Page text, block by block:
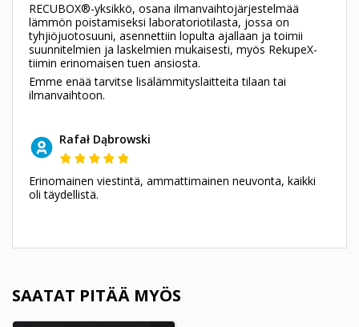
RECUBOX®-yksikkö, osana ilmanvaihtojärjestelmää
lämmön poistamiseksi laboratoriotilasta, jossa on
tyhjiöjuotosuuni, asennettiin lopulta ajallaan ja toimii
suunnitelmien ja laskelmien mukaisesti, myös RekupeX-
tiimin erinomaisen tuen ansiosta.
Emme enää tarvitse lisälämmityslaitteita tilaan tai
ilmanvaihtoon.
Rafał Dąbrowski
Erinomainen viestintä, ammattimainen neuvonta, kaikki
oli täydellistä.
SAATAT PITÄÄ MYÖS